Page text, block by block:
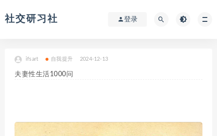
社交研习社 登录
ifsart 自我提升 2024-12-13
夫妻性生活1000问